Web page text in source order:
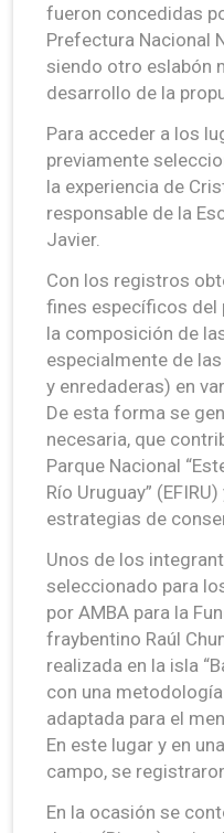
fueron concedidas
Prefectura Nacional
siendo otro eslabón
desarrollo de la
Para acceder a los
previamente
la experiencia de
responsable de la
Javier.
Con los registros
fines específicos del
la composición de
especialmente de
y enredaderas) en
De esta forma se
necesaria, que
Parque Nacional
Río Uruguay”
estrategias de
Unos de los
seleccionado para
por AMBA para la
fraybentino Raúl
realizada en la isla
con una
adaptada para el
En este lugar y en
campo, se
En la ocasión se